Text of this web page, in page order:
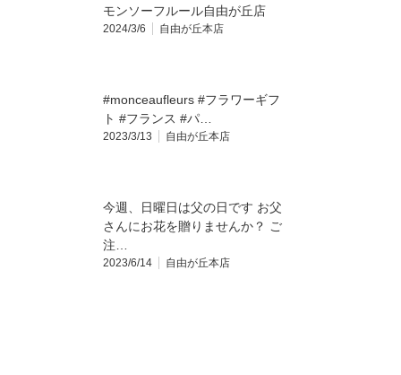
モンソーフルール自由が丘店
2024/3/6 自由が丘本店
#monceaufleurs #フラワーギフ
ト #フランス #パ…
2023/3/13 自由が丘本店
今週、日曜日は父の日です お父
さんにお花を贈りませんか？️ ご
注…
2023/6/14 自由が丘本店